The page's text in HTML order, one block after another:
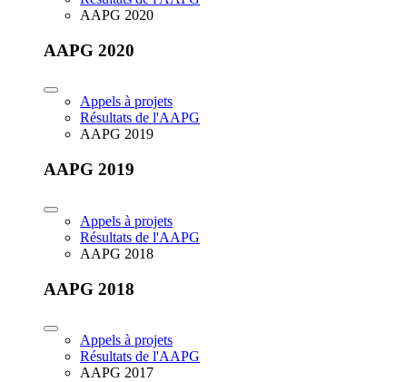
AAPG 2020
AAPG 2020
Appels à projets
Résultats de l'AAPG
AAPG 2019
AAPG 2019
Appels à projets
Résultats de l'AAPG
AAPG 2018
AAPG 2018
Appels à projets
Résultats de l'AAPG
AAPG 2017